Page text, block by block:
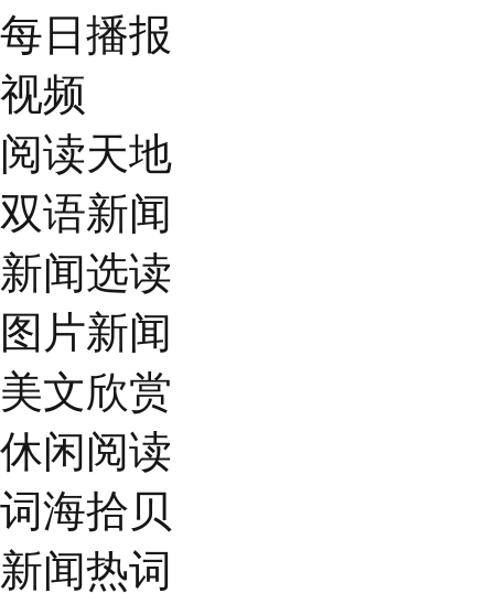
每日播报
视频
阅读天地
双语新闻
新闻选读
图片新闻
美文欣赏
休闲阅读
词海拾贝
新闻热词